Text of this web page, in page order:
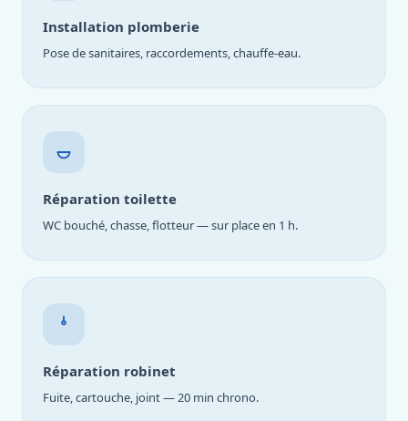
Installation plomberie
Pose de sanitaires, raccordements, chauffe-eau.
Réparation toilette
WC bouché, chasse, flotteur — sur place en 1 h.
Réparation robinet
Fuite, cartouche, joint — 20 min chrono.